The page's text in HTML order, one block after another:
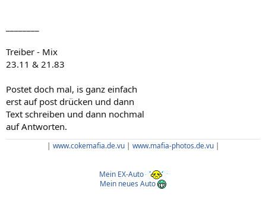
Treiber - Mix
23.11 & 21.83
Postet doch mal, is ganz einfach
erst auf post drücken und dann
Text schreiben und dann nochmal
auf Antworten.
| www.cokemafia.de.vu | www.mafia-photos.de.vu |
Mein EX-Auto
Mein neues Auto